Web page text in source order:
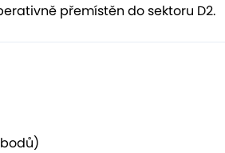
přemístěn do sektoru D2.